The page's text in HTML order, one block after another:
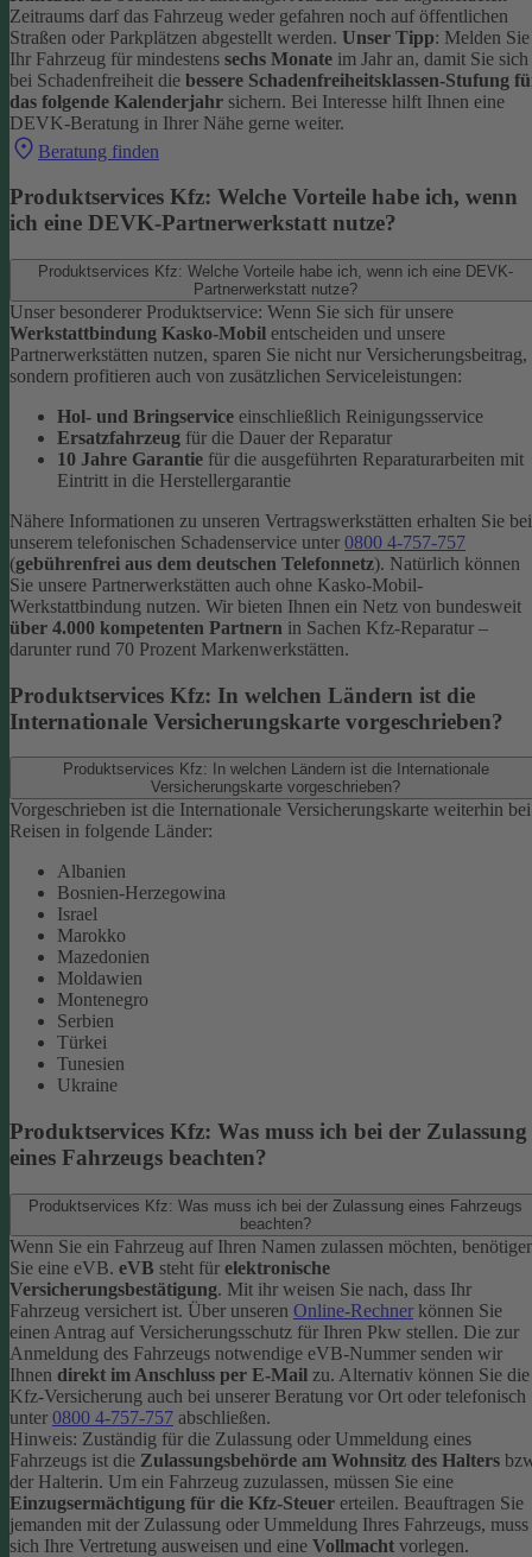
Zeitraums darf das Fahrzeug weder gefahren noch auf öffentlichen
Straßen oder Parkplätzen abgestellt werden. Unser Tipp: Melden Sie
Ihr Fahrzeug für mindestens sechs Monate im Jahr an, damit Sie sich
bei Schadenfreiheit die bessere Schadenfreiheitsklassen-Stufung
das folgende Kalenderjahr sichern. Bei Interesse hilft Ihnen eine
DEVK-Beratung in Ihrer Nähe gerne weiter.
Beratung finden
Produktservices Kfz: Welche Vorteile habe ich, wenn
ich eine DEVK-Partnerwerkstatt nutze?
Produktservices Kfz: Welche Vorteile habe ich, wenn ich eine DEVK-
Partnerwerkstatt nutze?
Unser besonderer Produktservice: Wenn Sie sich für unsere
Werkstattbindung Kasko-Mobil entscheiden und unsere
Partnerwerkstätten nutzen, sparen Sie nicht nur Versicherungsbeitrag,
sondern profitieren auch von zusätzlichen Serviceleistungen:
Hol- und Bringservice einschließlich Reinigungsservice
Ersatzfahrzeug für die Dauer der Reparatur
10 Jahre Garantie für die ausgeführten Reparaturarbeiten mit
Eintritt in die Herstellergarantie
Nähere Informationen zu unseren Vertragswerkstätten erhalten Sie bei
unserem telefonischen Schadenservice unter 0800 4-757-757
(gebührenfrei aus dem deutschen Telefonnetz). Natürlich können
Sie unsere Partnerwerkstätten auch ohne Kasko-Mobil-
Werkstattbindung nutzen. Wir bieten Ihnen ein Netz von bundesweit
über 4.000 kompetenten Partnern in Sachen Kfz-Reparatur –
darunter rund 70 Prozent Markenwerkstätten.
Produktservices Kfz: In welchen Ländern ist die
Internationale Versicherungskarte vorgeschrieben?
Produktservices Kfz: In welchen Ländern ist die Internationale
Versicherungskarte vorgeschrieben?
Vorgeschrieben ist die Internationale Versicherungskarte weiterhin bei
Reisen in folgende Länder:
Albanien
Bosnien-Herzegowina
Israel
Marokko
Mazedonien
Moldawien
Montenegro
Serbien
Türkei
Tunesien
Ukraine
Produktservices Kfz: Was muss ich bei der Zulassung
eines Fahrzeugs beachten?
Produktservices Kfz: Was muss ich bei der Zulassung eines Fahrzeugs
beachten?
Wenn Sie ein Fahrzeug auf Ihren Namen zulassen möchten,
Sie eine eVB. eVB steht für elektronische
Versicherungsbestätigung. Mit ihr weisen Sie nach, dass Ihr
Fahrzeug versichert ist. Über unseren Online-Rechner können Sie
einen Antrag auf Versicherungsschutz für Ihren Pkw stellen. Die zur
Anmeldung des Fahrzeugs notwendige eVB-Nummer senden wir
Ihnen direkt im Anschluss per E-Mail zu. Alternativ können Sie die
Kfz-Versicherung auch bei unserer Beratung vor Ort oder telefonisch
unter 0800 4-757-757 abschließen.
Hinweis: Zuständig für die Zulassung oder Ummeldung eines
Fahrzeugs ist die Zulassungsbehörde am Wohnsitz des Halters
der Halterin. Um ein Fahrzeug zuzulassen, müssen Sie eine
Einzugsermächtigung für die Kfz-Steuer erteilen. Beauftragen Sie
jemanden mit der Zulassung oder Ummeldung Ihres Fahrzeugs, muss
sich Ihre Vertretung ausweisen und eine Vollmacht vorlegen.